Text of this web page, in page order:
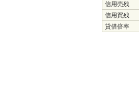
信用売残
信用買残
貸借倍率